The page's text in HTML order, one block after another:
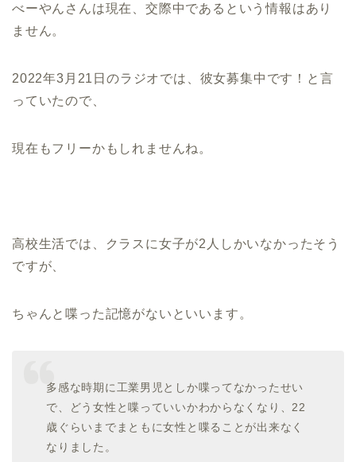
べーやんさんは現在、交際中であるという情報はあり
ません。
2022年3月21日のラジオでは、彼女募集中です！と言
っていたので、
現在もフリーかもしれませんね。
高校生活では、クラスに女子が2人しかいなかったそう
ですが、
ちゃんと喋った記憶がないといいます。
多感な時期に工業男児としか喋ってなかったせい
で、どう女性と喋っていいかわからなくなり、22
歳ぐらいまでまともに女性と喋ることが出来なく
なりました。